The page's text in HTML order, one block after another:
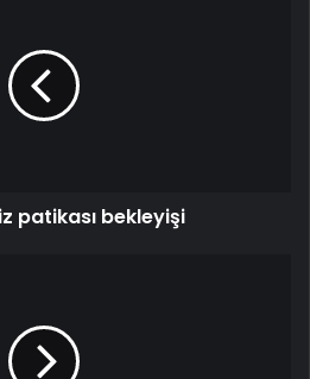
patikası bekleyişi